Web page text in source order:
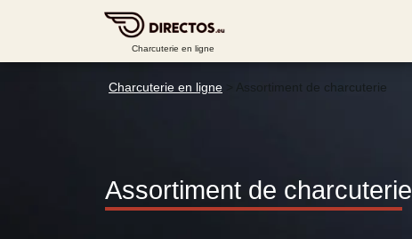
Charcuterie en ligne
Charcuterie en ligne Assortiment de charcuterie
Assortiment de charcuterie